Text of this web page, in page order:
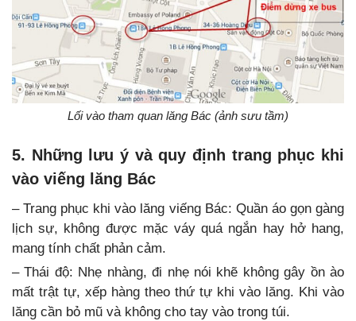
Lối vào tham quan lăng Bác (ảnh sưu tầm)
5. Những lưu ý và quy định trang phục khi
vào viếng lăng Bác
– Trang phục khi vào lăng viếng Bác: Quần áo gọn gàng
lịch sự, không được mặc váy quá ngắn hay hở hang,
mang tính chất phản cảm.
– Thái độ: Nhẹ nhàng, đi nhẹ nói khẽ không gây ồn ào
mất trật tự, xếp hàng theo thứ tự khi vào lăng. Khi vào
lăng cần bỏ mũ và không cho tay vào trong túi.